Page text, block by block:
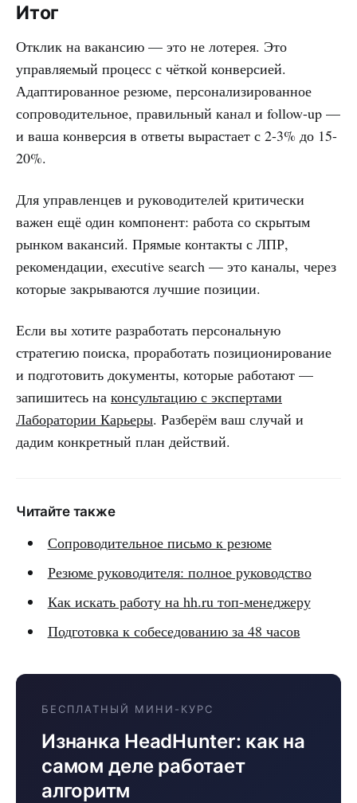
Итог
Отклик на вакансию — это не лотерея. Это
управляемый процесс с чёткой конверсией.
Адаптированное резюме, персонализированное
сопроводительное, правильный канал и follow-up —
и ваша конверсия в ответы вырастает с 2-3% до 15-
20%.
Для управленцев и руководителей критически
важен ещё один компонент: работа со скрытым
рынком вакансий. Прямые контакты с ЛПР,
рекомендации, executive search — это каналы, через
которые закрываются лучшие позиции.
Если вы хотите разработать персональную
стратегию поиска, проработать позиционирование
и подготовить документы, которые работают —
запишитесь на консультацию с экспертами
Лаборатории Карьеры. Разберём ваш случай и
дадим конкретный план действий.
Читайте также
Сопроводительное письмо к резюме
Резюме руководителя: полное руководство
Как искать работу на hh.ru топ-менеджеру
Подготовка к собеседованию за 48 часов
БЕСПЛАТНЫЙ МИНИ-КУРС
Изнанка HeadHunter: как на
самом деле работает
алгоритм